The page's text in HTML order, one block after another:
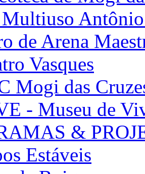
Multiuso
de Arena
Vasques
Mogi das
- Museu de
&
Estáveis